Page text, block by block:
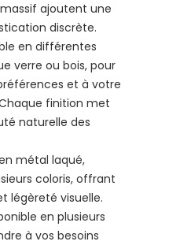
ajoutent une
discrète.
en différentes
verre ou bois, pour
et à votre
finition met
naturelle des
métal laqué,
coloris, offrant
légèreté visuelle.
en plusieurs
à vos besoins